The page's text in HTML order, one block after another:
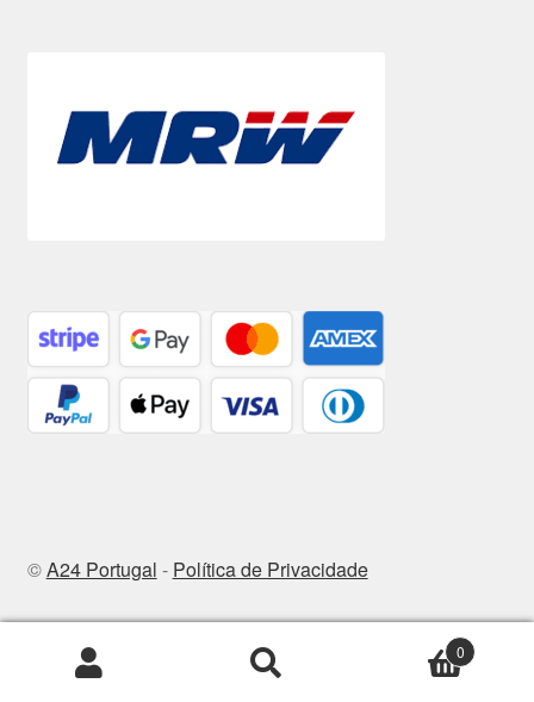
©A24 Portugal - Política de Privacidade
Pesquisar
Pesquisa
0